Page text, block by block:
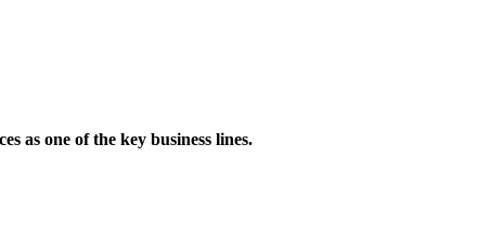
as one of the key business lines.